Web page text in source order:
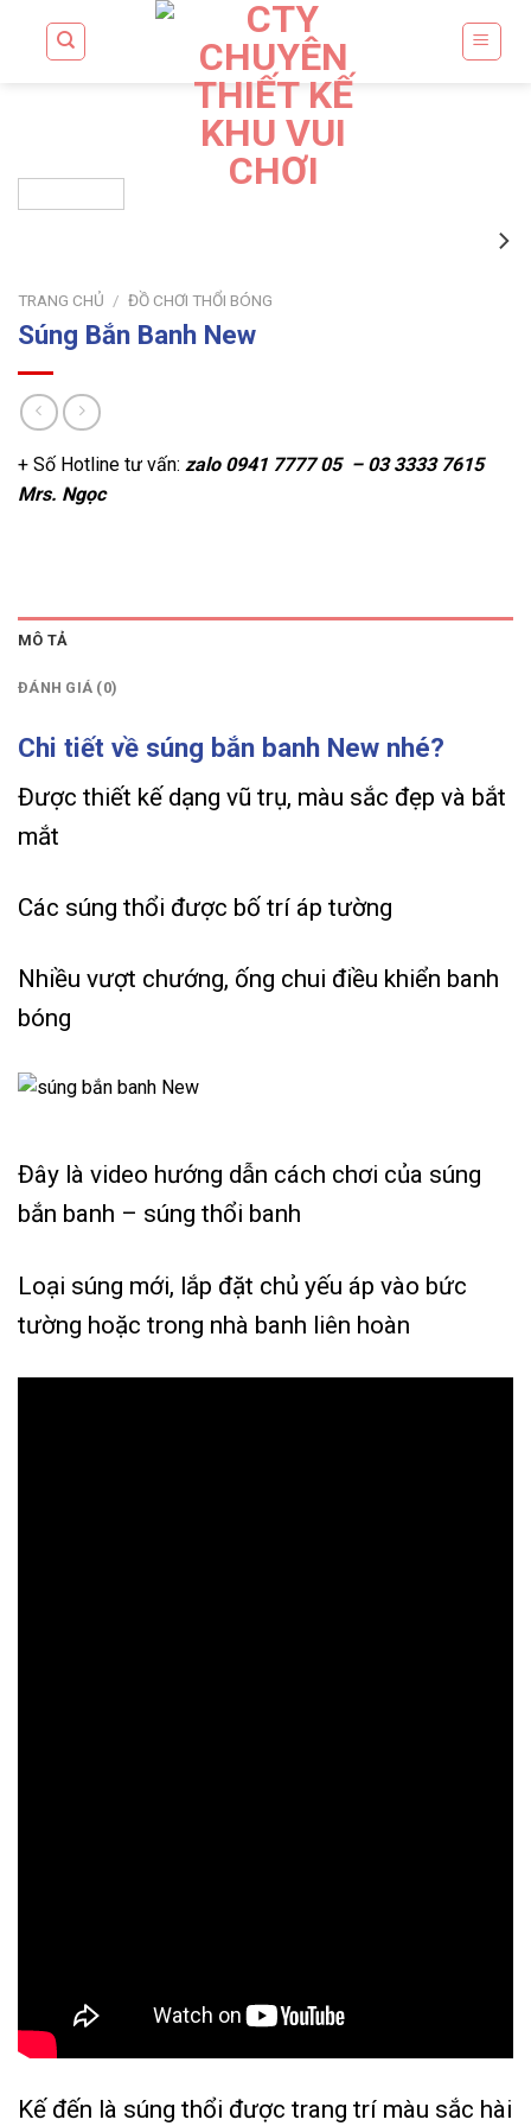
TRANG CHỦ / ĐỒ CHƠI THỔI BÓNG
Súng Bắn Banh New
+ Số Hotline tư vấn: zalo 0941 7777 05 – 03 3333 7615
Mrs. Ngọc
MÔ TẢ
ĐÁNH GIÁ (0)
Chi tiết về súng bắn banh New nhé?
Được thiết kế dạng vũ trụ, màu sắc đẹp và bắt
mắt
Các súng thổi được bố trí áp tường
Nhiều vượt chướng, ống chui điều khiển banh
bóng
Đây là video hướng dẫn cách chơi của súng
bắn banh – súng thổi banh
Loại súng mới, lắp đặt chủ yếu áp vào bức
tường hoặc trong nhà banh liên hoàn
Kế đến là súng thổi được trang trí màu sắc hài